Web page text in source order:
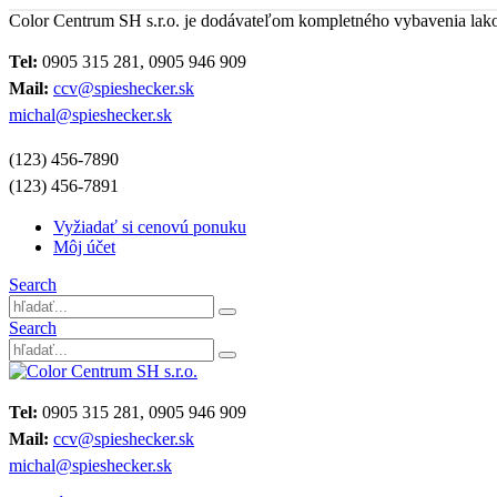
Color Centrum SH s.r.o. je dodávateľom kompletného vybavenia
Tel: 0905 315 281, 0905 946 909
Mail: ccv@spieshecker.sk
michal@spieshecker.sk
(123) 456-7890
(123) 456-7891
Vyžiadať si cenovú ponuku
Môj účet
Search
Search
Tel: 0905 315 281, 0905 946 909
Mail: ccv@spieshecker.sk
michal@spieshecker.sk